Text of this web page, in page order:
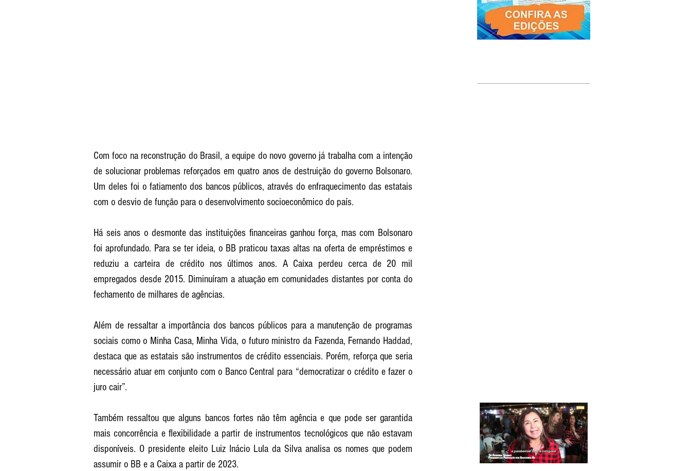
Com foco na reconstrução do Brasil, a equipe do novo governo já trabalha com a intenção
de solucionar problemas reforçados em quatro anos de destruição do governo Bolsonaro.
Um deles foi o fatiamento dos bancos públicos, através do enfraquecimento das estatais
com o desvio de função para o desenvolvimento socioeconômico do país.
Há seis anos o desmonte das instituições financeiras ganhou força, mas com Bolsonaro
foi aprofundado. Para se ter ideia, o BB praticou taxas altas na oferta de empréstimos e
reduziu a carteira de crédito nos últimos anos. A Caixa perdeu cerca de 20 mil
empregados desde 2015. Diminuíram a atuação em comunidades distantes por conta do
fechamento de milhares de agências.
Além de ressaltar a importância dos bancos públicos para a manutenção de programas
sociais como o Minha Casa, Minha Vida, o futuro ministro da Fazenda, Fernando Haddad,
destaca que as estatais são instrumentos de crédito essenciais. Porém, reforça que seria
necessário atuar em conjunto com o Banco Central para “democratizar o crédito e fazer o
juro cair”.
Também ressaltou que alguns bancos fortes não têm agência e que pode ser garantida
mais concorrência e flexibilidade a partir de instrumentos tecnológicos que não estavam
disponíveis. O presidente eleito Luiz Inácio Lula da Silva analisa os nomes que podem
assumir o BB e a Caixa a partir de 2023.